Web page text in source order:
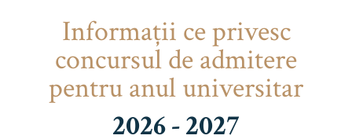
Informaţii ce privesc
concursul de admitere
pentru anul universitar
2026 - 2027